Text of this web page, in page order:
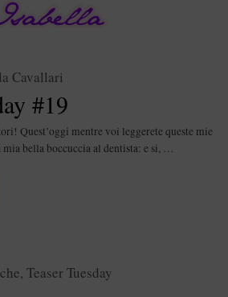
#19
Cavallari
Quest’oggi mentre voi leggerete queste mie
mia bella boccuccia al dentista: e si, …
,Teaser Tuesday